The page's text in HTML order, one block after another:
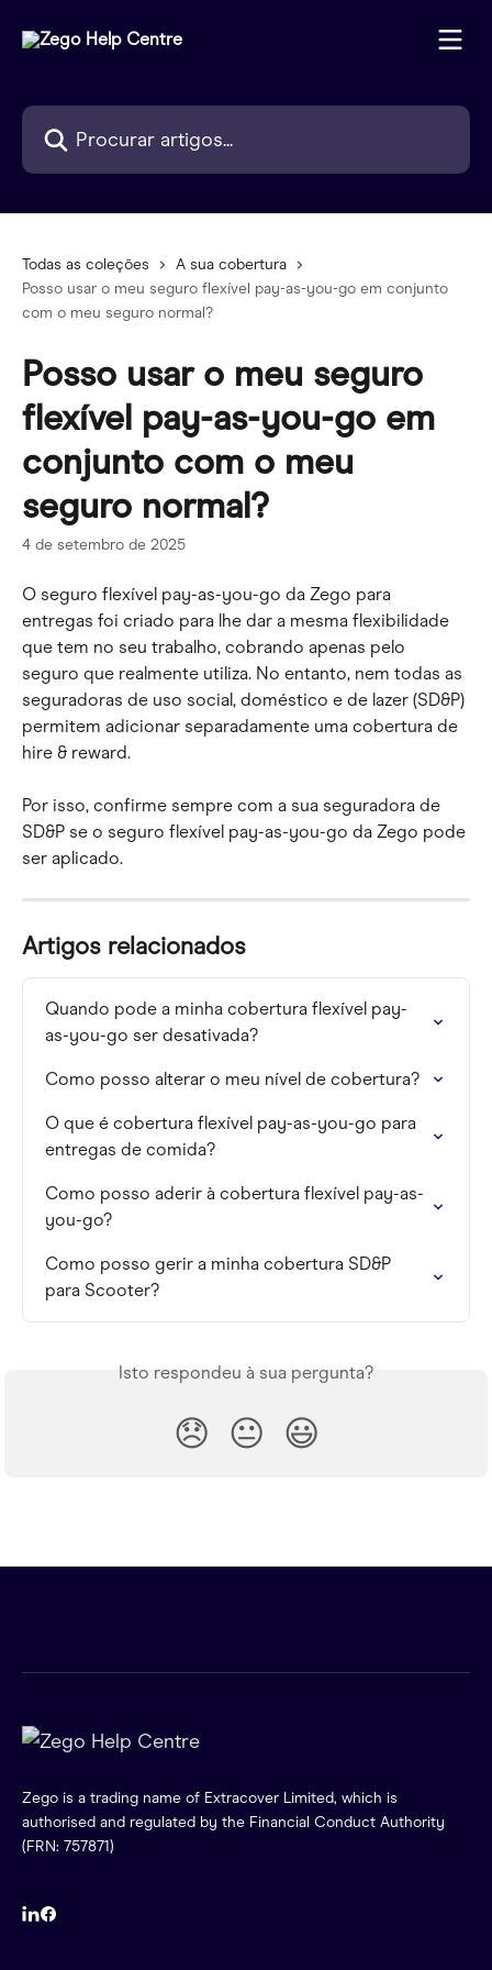
Procurar artigos...
Todas as coleções
A sua cobertura
Posso usar o meu seguro flexível pay-as-you-go em conjunto
com o meu seguro normal?
Posso usar o meu seguro
flexível pay-as-you-go em
conjunto com o meu
seguro normal?
4 de setembro de 2025
O seguro flexível pay-as-you-go da Zego para
entregas foi criado para lhe dar a mesma flexibilidade
que tem no seu trabalho, cobrando apenas pelo
seguro que realmente utiliza. No entanto, nem todas as
seguradoras de uso social, doméstico e de lazer (SD&P)
permitem adicionar separadamente uma cobertura de
hire & reward.
Por isso, confirme sempre com a sua seguradora de
SD&P se o seguro flexível pay-as-you-go da Zego pode
ser aplicado.
Artigos relacionados
Quando pode a minha cobertura flexível pay-
as-you-go ser desativada?
Como posso alterar o meu nível de cobertura?
O que é cobertura flexível pay-as-you-go para
entregas de comida?
Como posso aderir à cobertura flexível pay-as-
you-go?
Como posso gerir a minha cobertura SD&P
para Scooter?
Isto respondeu à sua pergunta?
😞 😐 😃
Zego is a trading name of Extracover Limited, which is
authorised and regulated by the Financial Conduct Authority
(FRN: 757871)